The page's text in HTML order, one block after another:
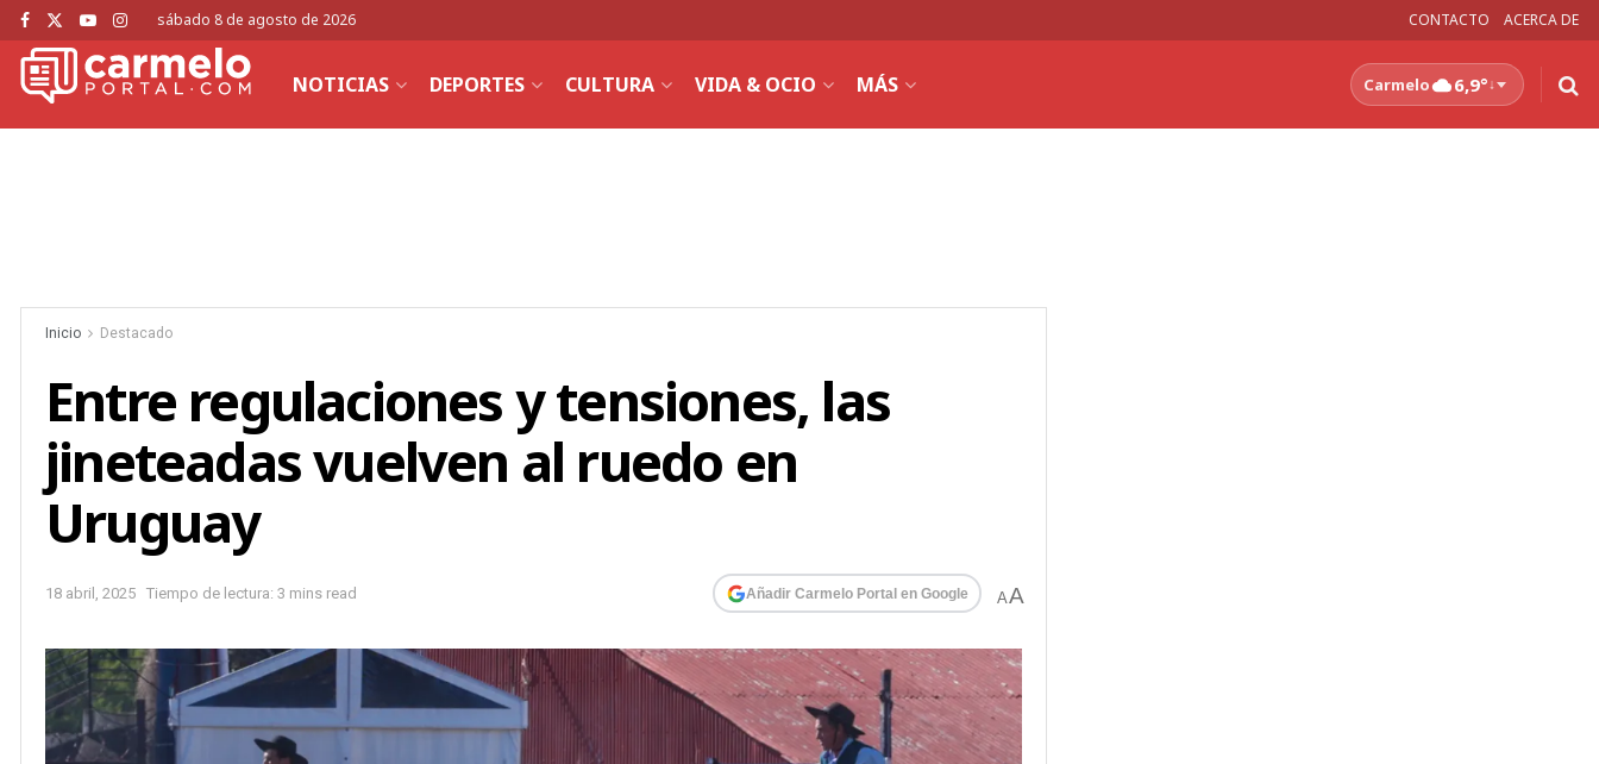
sábado 8 de agosto de 2026 CONTACTO ACERCA DE
NOTICIAS DEPORTES CULTURA VIDA & OCIO MÁS Carmelo 6,9°↓
Inicio Destacado
Entre regulaciones y tensiones, las
jineteadas vuelven al ruedo en
Uruguay
18 abril, 2025 Tiempo de lectura: 3 mins read Añadir Carmelo Portal en Google AA